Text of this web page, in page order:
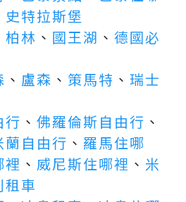
史特拉斯堡
柏林 、 國王湖 、 德國必
、 盧森 、 策馬特 、 瑞士
行 、 佛羅倫斯自由行 、
蘭自由行 、 羅馬住哪
裡 、 威尼斯住哪裡 、 米
租車